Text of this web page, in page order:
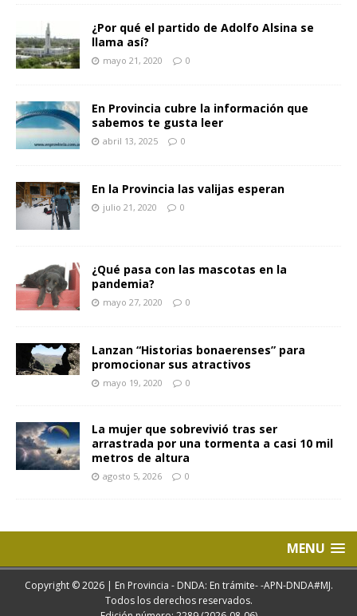
¿Por qué el partido de Adolfo Alsina se
llama así?
mayo 21, 2020 0
En Provincia cubre la información que
sabemos te gusta leer
abril 13, 2025 0
En la Provincia las valijas esperan
julio 21, 2020 0
¿Qué pasa con las mascotas en la
pandemia?
mayo 27, 2020 0
Lanzan “Historias bonaerenses” para
promocionar sus atractivos
mayo 19, 2020 0
La mujer que sobrevivió tras ser
arrastrada por una tormenta a casi 10 mil
metros de altura
agosto 5, 2026 0
MENU
Copyright © 2026 | En Provincia - DNDA: En trámite- -APN-DNDA#MJ.
Todos los derechos reservados.